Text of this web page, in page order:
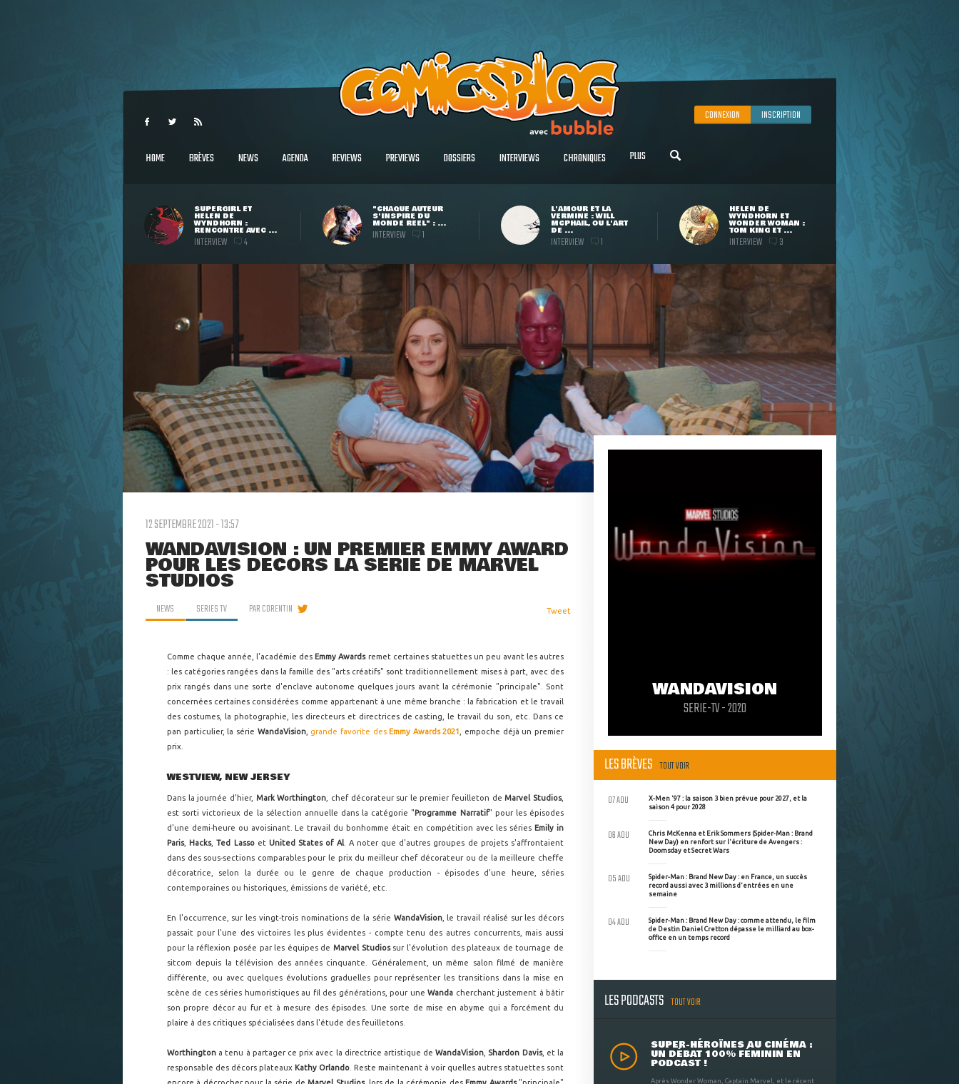
CONNEXION INSCRIPTION
HOME BRÈVES NEWS AGENDA REVIEWS PREVIEWS DOSSIERS INTERVIEWS CHRONIQUES PLUS
SUPERGIRL ET
HELEN DE
WYNDHORN :
RENCONTRE AVEC ...
INTERVIEW 4
"CHAQUE AUTEUR
S'INSPIRE DU
MONDE RÉEL" : ...
INTERVIEW 1
L'AMOUR ET LA
VERMINE : WILL
MCPHAIL, OU L'ART
DE ...
INTERVIEW 1
HELEN DE
WYNDHORN ET
WONDER WOMAN :
TOM KING ET ...
INTERVIEW 3
12 SEPTEMBRE 2021 - 13:57
WANDAVISION : UN PREMIER EMMY AWARD
POUR LES DÉCORS LA SÉRIE DE MARVEL
STUDIOS
NEWS SERIES TV PARCORENTIN Tweet
Comme chaque année, l'académie des Emmy Awards remet certaines statuettes un peu avant les autres
: les catégories rangées dans la famille des "arts créatifs" sont traditionnellement mises à part, avec des
prix rangés dans une sorte d'enclave autonome quelques jours avant la cérémonie "principale". Sont
concernées certaines considérées comme appartenant à une même branche : la fabrication et le travail
des costumes, la photographie, les directeurs et directrices de casting, le travail du son, etc. Dans ce
pan particulier, la série WandaVision, grande favorite des Emmy Awards 2021
, empoche déjà un premier
prix.
WESTVIEW, NEW JERSEY
Dans la journée d'hier, Mark Worthington , chef décorateur sur le premier feuilleton deMarvel Studios,
est sorti victorieux de la sélection annuelle dans la catégorie " Programme Narratif" pour les épisodes
d'une demi-heure ou avoisinant. Le travail du bonhomme était en compétition avec les séries Emily in
Paris, Hacks,Ted Lassoet United States of Al. A noter que d'autres groupes de projets s'affrontaient
dans des sous-sections comparables pour le prix du meilleur chef décorateur ou de la meilleure cheffe
décoratrice, selon la durée ou le genre de chaque production - épisodes d'une heure, séries
contemporaines ou historiques, émissions de variété, etc.
En l'occurrence, sur les vingt-trois nominations de la série WandaVision, le travail réalisé sur les décors
passait pour l'une des victoires les plus évidentes - compte tenu des autres concurrents, mais aussi
pour la réflexion posée par les équipes de Marvel Studiossur l'évolution des plateaux de tournage de
sitcom depuis la télévision des années cinquante. Généralement, un même salon filmé de manière
différente, ou avec quelques évolutions graduelles pour représenter les transitions dans la mise en
scène de ces séries humoristiques au fil des générations, pour uneWanda cherchant justement à bâtir
son propre décor au fur et à mesure des épisodes. Une sorte de mise en abyme qui a forcément du
plaire à des critiques spécialisées dans l'étude des feuilletons.
Worthington a tenu à partager ce prix avec la directrice artistique deWandaVision Shardon Davis, et la
responsable des décors plateaux Kathy Orlando . Reste maintenant à voir quelles autres statuettes sont
WANDAVISION
SERIE-TV - 2020
LES BRÈVES TOUT VOIR
X-Men '97 : la saison 3 bien prévue pour 2027, et la
saison 4 pour 2028
07 AOU
Chris McKenna et Erik Sommers (Spider-Man : Brand
New Day) en renfort sur l'écriture de Avengers :
Doomsday et Secret Wars
06 AOU
Spider-Man : Brand New Day : en France, un succès
record aussi avec 3 millions d'entrées en une
semaine
05 AOU
Spider-Man : Brand New Day : comme attendu, le film
de Destin Daniel Cretton dépasse le milliard au box-
office en un temps record
04 AOU
LES PODCASTS TOUT VOIR
SUPER-HÉROÏNES AU CINÉMA :
UN DÉBAT 100% FÉMININ EN
PODCAST !
Après Wonder Woman, Captain Marvel, et le récent